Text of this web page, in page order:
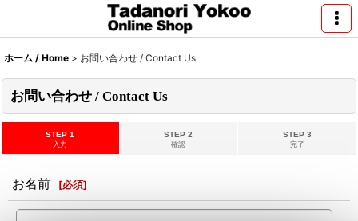
ホーム / Home > お問い合わせ / Contact Us
お問い合わせ / Contact Us
STEP 1
入力
STEP 2
確認
STEP 3
完了
お名前 [必須]